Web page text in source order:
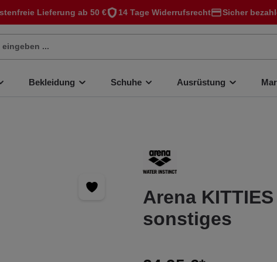
Lieferung ab 50 € 14 Tage Widerrufsrecht Sicher
Bekleidung Schuhe Ausrüstung
Arena
sonstiges